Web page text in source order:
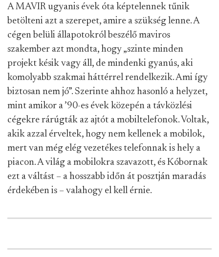
A MAVIR ugyanis évek óta képtelennek tűnik
betölteni azt a szerepet, amire a szükség lenne. A
cégen belüli állapotokról beszélő maviros
szakember azt mondta, hogy „szinte minden
projekt késik vagy áll, de mindenki gyanús, aki
komolyabb szakmai háttérrel rendelkezik. Ami így
biztosan nem jó”. Szerinte ahhoz hasonló a helyzet,
mint amikor a ’90-es évek közepén a távközlési
cégekre rárúgták az ajtót a mobiltelefonok. Voltak,
akik azzal érveltek, hogy nem kellenek a mobilok,
mert van még elég vezetékes telefonnak is hely a
piacon. A világ a mobilokra szavazott, és Kóbornak
ezt a váltást – a hosszabb időn át posztján maradás
érdekében is – valahogy el kell érnie.